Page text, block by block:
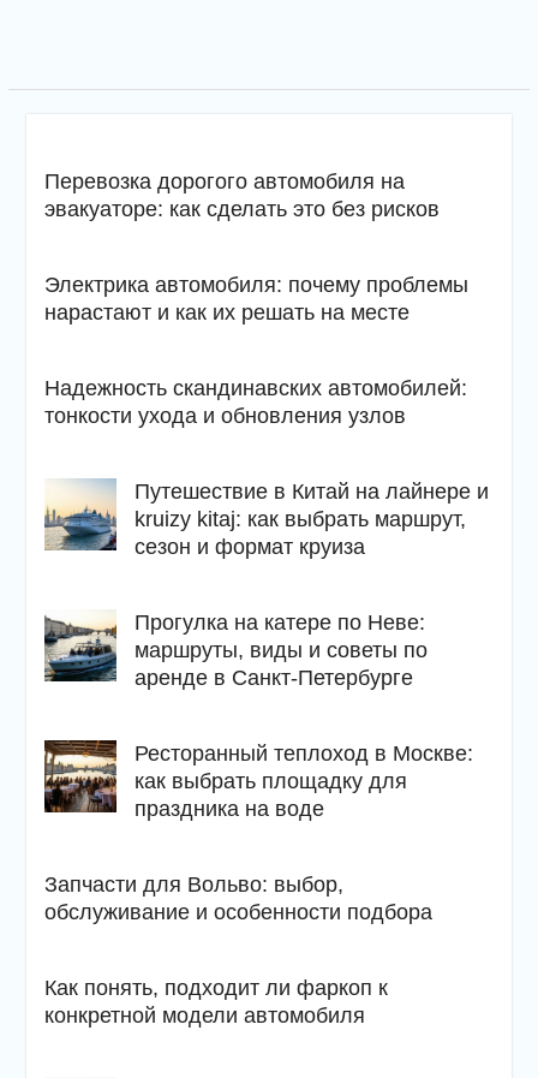
Перевозка дорогого автомобиля на
эвакуаторе: как сделать это без рисков
Электрика автомобиля: почему проблемы
нарастают и как их решать на месте
Надежность скандинавских автомобилей:
тонкости ухода и обновления узлов
Путешествие в Китай на лайнере и
kruizy kitaj: как выбрать маршрут,
сезон и формат круиза
Прогулка на катере по Неве:
маршруты, виды и советы по
аренде в Санкт-Петербурге
Ресторанный теплоход в Москве:
как выбрать площадку для
праздника на воде
Запчасти для Вольво: выбор,
обслуживание и особенности подбора
Как понять, подходит ли фаркоп к
конкретной модели автомобиля